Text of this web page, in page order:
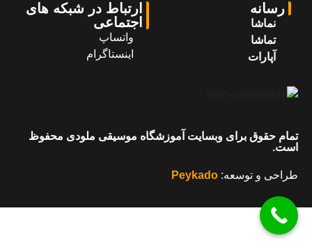
رسانه
نماشا
تماشا
آپارات
ارتباط در شبکه های
اجتماعی
واتساپ
اینستاگرام
تمام حقوق برای وبسایت آموزشگاه موسیقی ملودی محفوظ
است.
طراحی و توسعه: Peykado